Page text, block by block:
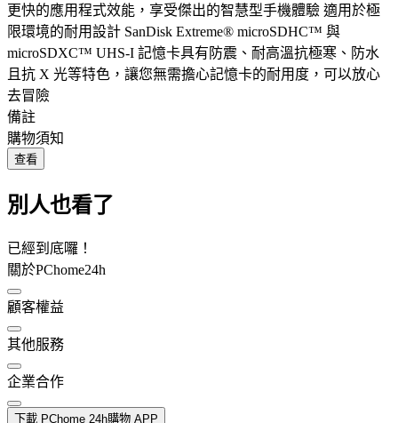
更快的應用程式效能，享受傑出的智慧型手機體驗 適用於極
限環境的耐用設計 SanDisk Extreme® microSDHC™ 與
microSDXC™ UHS-I 記憶卡具有防震、耐高溫抗極寒、防水
且抗 X 光等特色，讓您無需擔心記憶卡的耐用度，可以放心
去冒險
備註
購物須知
查看
別人也看了
已經到底囉！
關於PChome24h
顧客權益
其他服務
企業合作
下載 PChome 24h購物 APP